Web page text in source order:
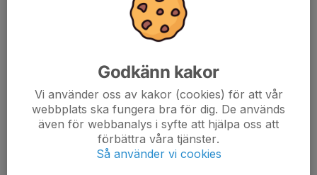
Under fredagen spelades final i det som numera heter STC Cup
mellan lagen som gick in i turneringen högst rankade - båda i
samma division 2 serie.
Godkänn kakor
Vi använder oss av kakor (cookies) för att vår
webbplats ska fungera bra för dig. De används
även för webbanalys i syfte att hjälpa oss att
förbättra våra tjänster.
Så använder vi cookies